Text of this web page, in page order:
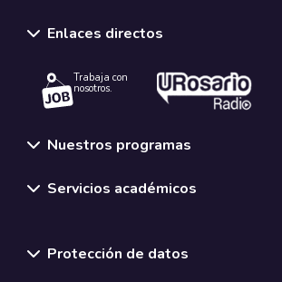
Enlaces directos
Trabaja con
nosotros.
Nuestros programas
Servicios académicos
Protección de datos